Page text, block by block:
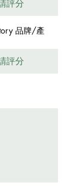
品牌/產